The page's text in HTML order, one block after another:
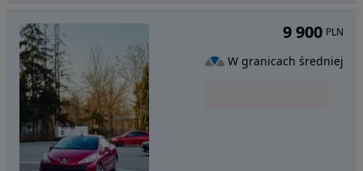
9 900 PLN
W granicach średniej